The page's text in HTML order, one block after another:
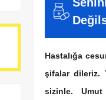
Hastalığa
şifalar dileriz.
sizinle.